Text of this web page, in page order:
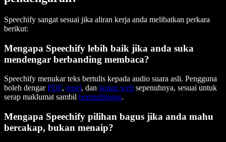
Speechify sangat sesuai jika aliran kerja anda melibatkan perkara
berikut:
Mengapa Speechify lebih baik jika anda suka
mendengar berbanding membaca?
Speechify menukar teks bertulis kepada audio suara asli. Pengguna
boleh dengarPDF, emel, dan laman web sepenuhnya, sesuai untuk
serap maklumat sambil bermultitugas.
Mengapa Speechify pilihan bagus jika anda mahu
bercakap, bukan menaip?